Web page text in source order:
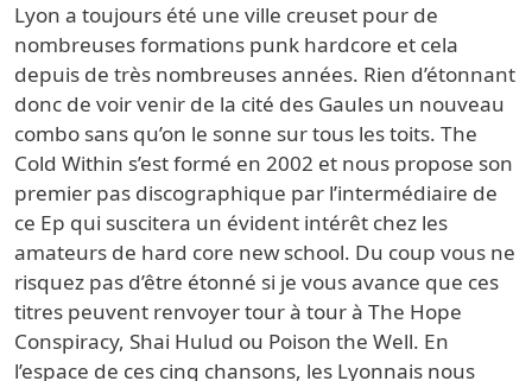
Lyon a toujours été une ville creuset pour de
nombreuses formations punk hardcore et cela
depuis de très nombreuses années. Rien d’étonnant
donc de voir venir de la cité des Gaules un nouveau
combo sans qu’on le sonne sur tous les toits. The
Cold Within s’est formé en 2002 et nous propose son
premier pas discographique par l’intermédiaire de
ce Ep qui suscitera un évident intérêt chez les
amateurs de hard core new school. Du coup vous ne
risquez pas d’être étonné si je vous avance que ces
titres peuvent renvoyer tour à tour à The Hope
Conspiracy, Shai Hulud ou Poison the Well. En
l’espace de ces cinq chansons, les Lyonnais nous